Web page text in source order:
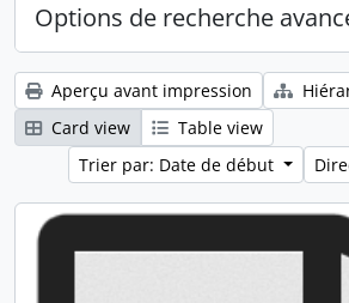
Options de recherche
Aperçu avant impression
Card view
Table view
Trier par: Date de début